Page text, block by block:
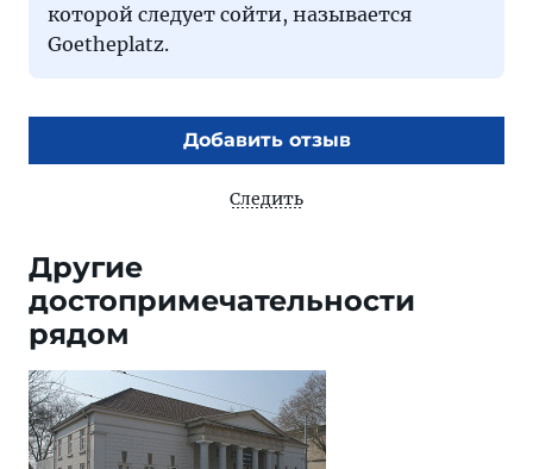
которой следует сойти, называется
Goetheplatz.
Добавить отзыв
Следить
Другие
достопримечательности
рядом